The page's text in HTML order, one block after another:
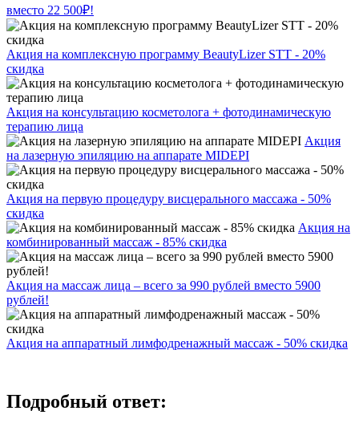
вместо 22 500₽!
Акция на комплексную программу BeautyLizer STT - 20%
скидка
Акция на консультацию косметолога + фотодинамическую
терапию лица
Акция
на лазерную эпиляцию на аппарате MIDEPI
Акция на первую процедуру висцерального массажа - 50%
скидка
Акция на
комбинированный массаж - 85% скидка
Акция на массаж лица – всего за 990 рублей вместо 5900
рублей!
Акция на аппаратный лимфодренажный массаж - 50% скидка
Подробный ответ: